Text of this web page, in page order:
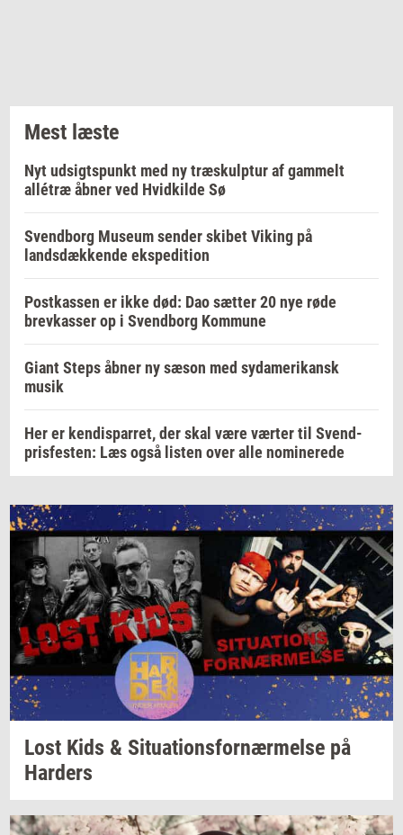
Mest læste
Nyt udsigtspunkt med ny træskulptur af gammelt
allétræ åbner ved Hvidkilde Sø
Svendborg Museum sender skibet Viking på
landsdækkende ekspedition
Postkassen er ikke død: Dao sætter 20 nye røde
brevkasser op i Svendborg Kommune
Giant Steps åbner ny sæson med sydamerikansk
musik
Her er kendisparret, der skal være værter til Svend-
prisfesten: Læs også listen over alle nominerede
Lost Kids & Si­tu­a­tions­for­nær­mel­se på
Har­ders